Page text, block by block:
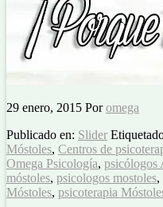
29 enero, 2015 Poromega
Publicado en: Slider
Móstoles, Centros de
Omega Psicología, psicólogos
móstoles, psicologos mostoles,
Móstoles, psicoterapia